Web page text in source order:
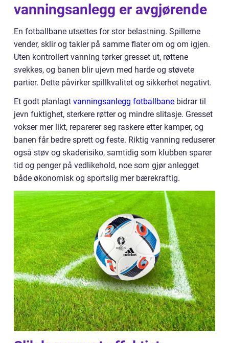
vanningsanlegg er avgjørende
En fotballbane utsettes for stor belastning. Spillerne
vender, sklir og takler på samme flater om og om igjen.
Uten kontrollert vanning tørker gresset ut, røttene
svekkes, og banen blir ujevn med harde og støvete
partier. Dette påvirker spillkvalitet og sikkerhet negativt.
Et godt planlagt vanningsanlegg fotballbane bidrar til
jevn fuktighet, sterkere røtter og mindre slitasje. Gresset
vokser mer likt, reparerer seg raskere etter kamper, og
banen får bedre sprett og feste. Riktig vanning reduserer
også støv og skaderisiko, samtidig som klubben sparer
tid og penger på vedlikehold, noe som gjør anlegget
både økonomisk og sportslig mer bærekraftig.